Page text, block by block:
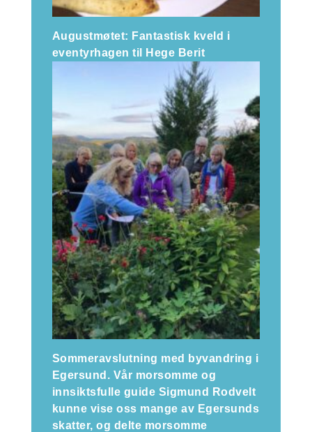
Augustmøtet: Fantastisk kveld i
eventyrhagen til Hege Berit
Sommeravslutning med byvandring i
Egersund. Vår morsomme og
innsiktsfulle guide Sigmund Rodvelt
kunne vise oss mange av Egersunds
skatter, og delte morsomme